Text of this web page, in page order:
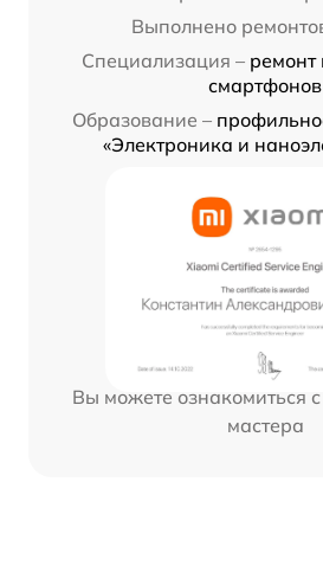
Выполнено
Специализация –
смартфонов
Образование –
«Электроника и
Вы можете ознакомиться
мастера